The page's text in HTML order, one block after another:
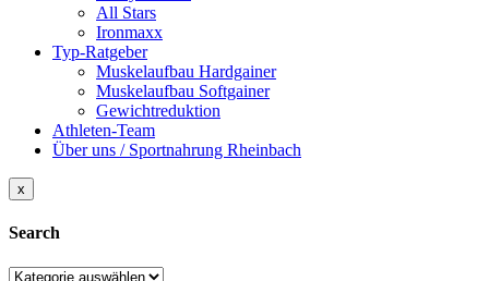
All Stars
Ironmaxx
Typ-Ratgeber
Muskelaufbau Hardgainer
Muskelaufbau Softgainer
Gewichtreduktion
Athleten-Team
Über uns / Sportnahrung Rheinbach
x
Search